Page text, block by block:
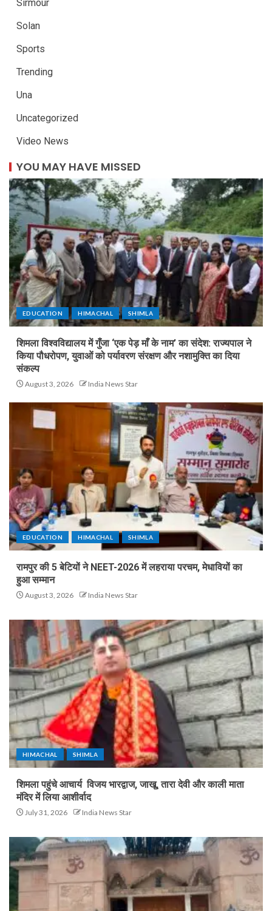
Sirmour
Solan
Sports
Trending
Una
Uncategorized
Video News
YOU MAY HAVE MISSED
EDUCATION HIMACHAL SHIMLA
शिमला विश्वविद्यालय में गुँजा ‘एक पेड़ माँ के नाम’ का संदेश: राज्यपाल ने
किया पौधरोपण, युवाओं को पर्यावरण संरक्षण और नशामुक्ति का दिया
संकल्प
August 3, 2026 India News Star
EDUCATION HIMACHAL SHIMLA
रामपुर की 5 बेटियों ने NEET-2026 में लहराया परचम, मेधावियों का
हुआ सम्मान
August 3, 2026 India News Star
HIMACHAL SHIMLA
शिमला पहुंचे आचार्य विजय भारद्वाज, जाखू, तारा देवी और काली माता
मंदिर में लिया आशीर्वाद
July 31, 2026 India News Star